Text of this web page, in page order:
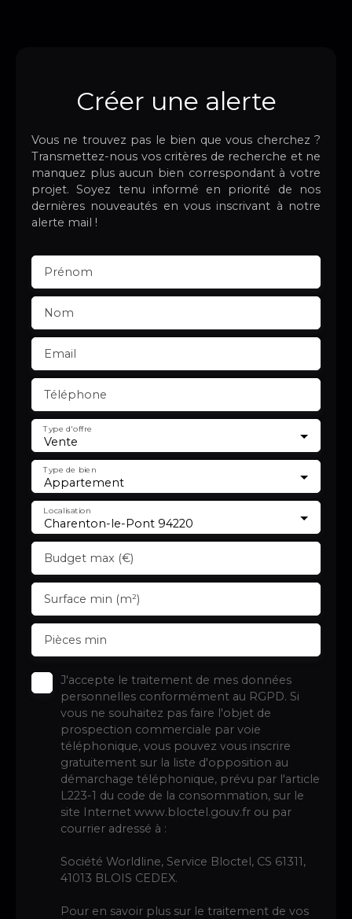
Créer une alerte
Vous ne trouvez pas le bien que vous cherchez ?
Transmettez-nous vos critères de recherche et ne
manquez plus aucun bien correspondant à votre
projet. Soyez tenu informé en priorité de nos
dernières nouveautés en vous inscrivant à notre
alerte mail !
Prénom
Nom
Email
Téléphone
Vente
Type d'offre
Appartement
Type de bien
Charenton-le-Pont 94220
Localisation
Budget max (€)
Surface min (m²)
Pièces min
J'accepte le traitement de mes données
personnelles conformément au RGPD. Si
vous ne souhaitez pas faire l'objet de
prospection commerciale par voie
téléphonique, vous pouvez vous inscrire
gratuitement sur la liste d'opposition au
démarchage téléphonique, prévu par l'article
L223-1 du code de la consommation, sur le
site Internet www.bloctel.gouv.fr ou par
courrier adressé à :
Société Worldline, Service Bloctel, CS 61311,
41013 BLOIS CEDEX.
Pour en savoir plus sur le traitement de vos